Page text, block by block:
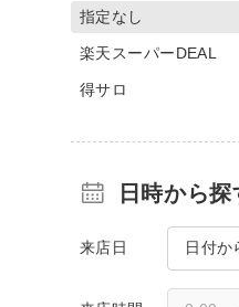
指定なし
楽天スーパーDEAL
得サロ
日時から探
来店日 日付か